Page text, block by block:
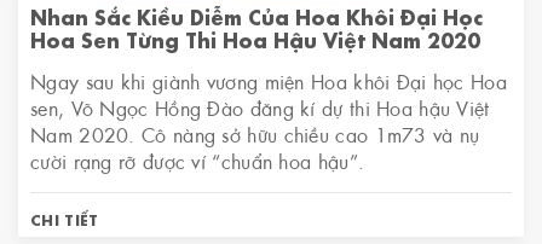
Nhan Sắc Kiều Diễm Của Hoa Khôi Đại Học
Hoa Sen Từng Thi Hoa Hậu Việt Nam 2020
Ngay sau khi giành vương miện Hoa khôi Đại học Hoa
sen, Võ Ngọc Hồng Đào đăng kí dự thi Hoa hậu Việt
Nam 2020. Cô nàng sở hữu chiều cao 1m73 và nụ
cười rạng rỡ được ví “chuẩn hoa hậu”.
CHI TIẾT